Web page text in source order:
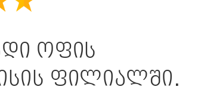
ოფის
ფილიალში.